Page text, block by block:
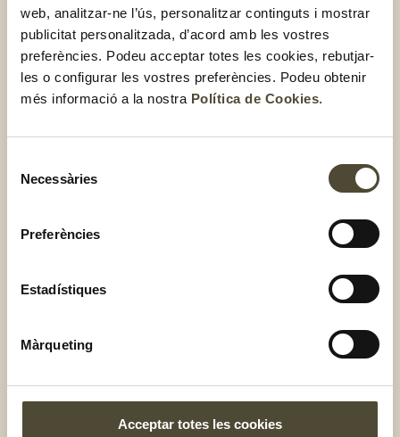
web, analitzar-ne l’ús, personalitzar continguts i mostrar
publicitat personalitzada, d’acord amb les vostres
preferències. Podeu acceptar totes les cookies, rebutjar-
les o configurar les vostres preferències. Podeu obtenir
més informació a la nostra Política de Cookies.
Necessàries
Preferències
Estadístiques
Màrqueting
Acceptar totes les cookies
Amanida d’alvocat i alfàbrega
amb vinagreta de gerds
Driscoll’s